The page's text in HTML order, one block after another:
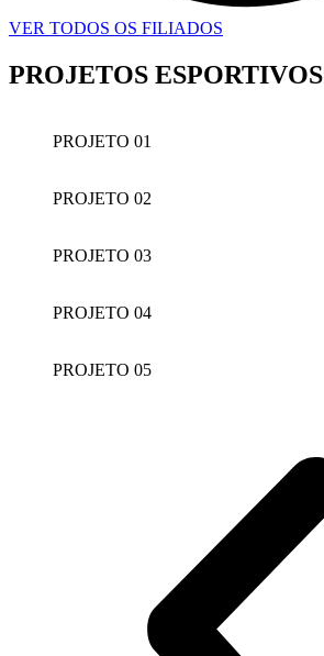
VER TODOS OS FILIADOS
PROJETOS ESPORTIVOS
PROJETO 01
PROJETO 02
PROJETO 03
PROJETO 04
PROJETO 05